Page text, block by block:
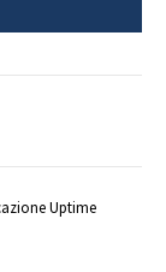
Uptime